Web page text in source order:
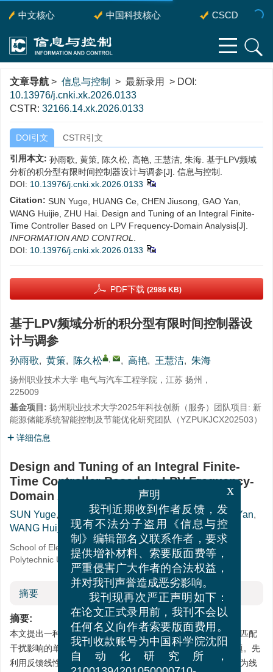
中文核心 中国科技核心 CSCD
文章导航 > 信息与控制
> 最新录用 > DOI:
10.13976/j.cnki.xk.2026.0133
CSTR: 32166.14.xk.2026.0133
DOI引文 CSTR引文
引用本文: 孙雨歌, 黄策, 陈久松, 高艳, 王慧洁, 朱海. 基于LPV频域
分析的积分型有限时间控制器设计与调参[J]. 信息与控制.
DOI: 10.13976/j.cnki.xk.2026.0133
Citation: SUN Yuge, HUANG Ce, CHEN Jiusong, GAO Yan,
WANG Huijie, ZHU Hai. Design and Tuning of an Integral Finite-
Time Controller Based on LPV Frequency-Domain Analysis[J].
INFORMATION AND CONTROL
DOI: 10.13976/j.cnki.xk.2026.0133
PDF下载 (2986 KB)
基于LPV频域分析的积分型有限时间控制器设
计与调参
孙雨歌, 黄策, 陈久松 , , 高艳, 王慧洁, 朱海
扬州职业技术大学 电气与汽车工程学院，江苏 扬州，
225009
基金项目: 扬州职业技术大学2025年科技创新（服务）团队项目: 新
能源储能系统智能控制及节能优化研究团队（YZPUKJCX202503）
详细信息
Design and Tuning of an Integral Finite-
Time Controller Based on LPV Frequency-
Domain Analysis
SUN Yuge, HUANG Ce, CHEN Jiusong , GAO Yan,
WANG Huijie
, ZHU Hai
School of Electrical and Automotive Engineering, Yangzhou
Polytechnic University, Yangzhou 225009, China
摘要
摘要:
本文提出一种非线性积分型有限时间控制方法，解决了一类受匹配
干扰影响的单输入单输出（SISO）仿射非线性系统的控制问题。先
利用反馈线性化方法对系统流形进行变换，将非线性系统转化为线
声明
我刊近期收到作者反馈，发
现有不法分子盗用《信息与控
制》编辑部名义联系作者，要求
提供增补材料、索要版面费等，
严重侵害广大作者的合法权益，
并对我刊声誉造成恶劣影响。
我刊现再次严正声明如下：
在论文正式录用前，我刊不会以
任何名义向作者索要版面费用。
我刊收款账号为中国科学院沈阳
自动化研究所，